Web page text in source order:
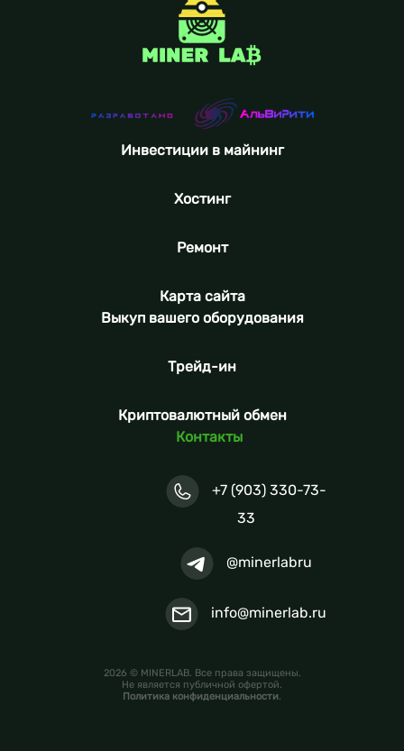
Инвестиции в майнинг
Хостинг
Ремонт
Карта сайта
Выкуп вашего оборудования
Трейд-ин
Криптовалютный обмен
Контакты
+7 (903) 330-73-
33
@minerlabru
info@minerlab.ru
2026 © MINERLAB. Все права защищены.
Не является публичной офертой.
Политика конфиденциальности.